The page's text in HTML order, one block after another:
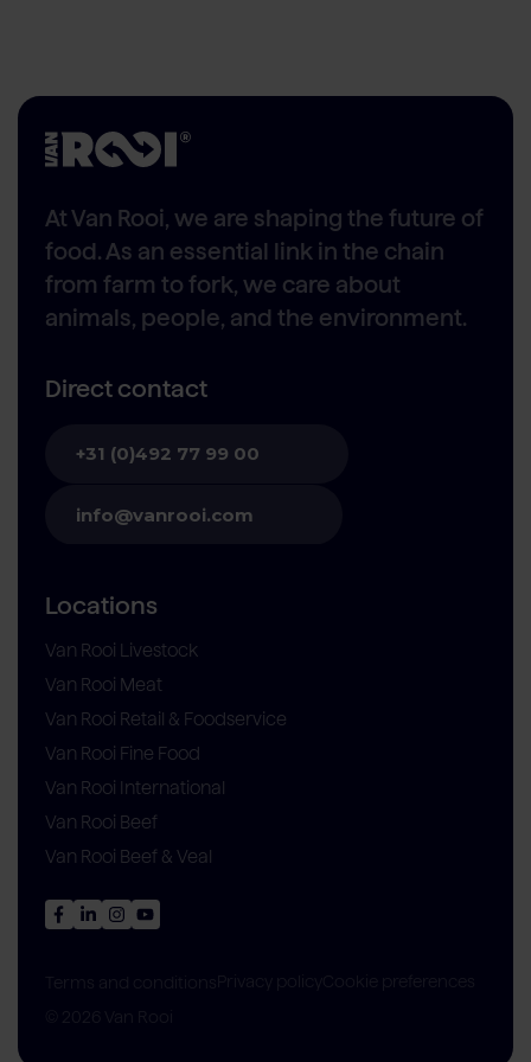
At Van Rooi, we are shaping the future of
food. As an essential link in the chain
from farm to fork, we care about
animals, people, and the environment.
Direct contact
+31 (0)492 77 99 00
info@vanrooi.com
Locations
Van Rooi Livestock
Van Rooi Meat
Van Rooi Retail & Foodservice
Van Rooi Fine Food
Van Rooi International
Van Rooi Beef
Van Rooi Beef & Veal